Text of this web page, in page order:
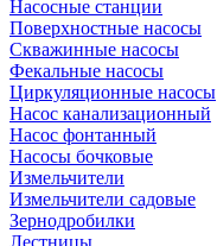
Насосные станции
Поверхностные насосы
Скважинные насосы
Фекальные насосы
Циркуляционные насосы
Насос канализационный
Насос фонтанный
Насосы бочковые
Измельчители
Измельчители садовые
Зернодробилки
Лестницы